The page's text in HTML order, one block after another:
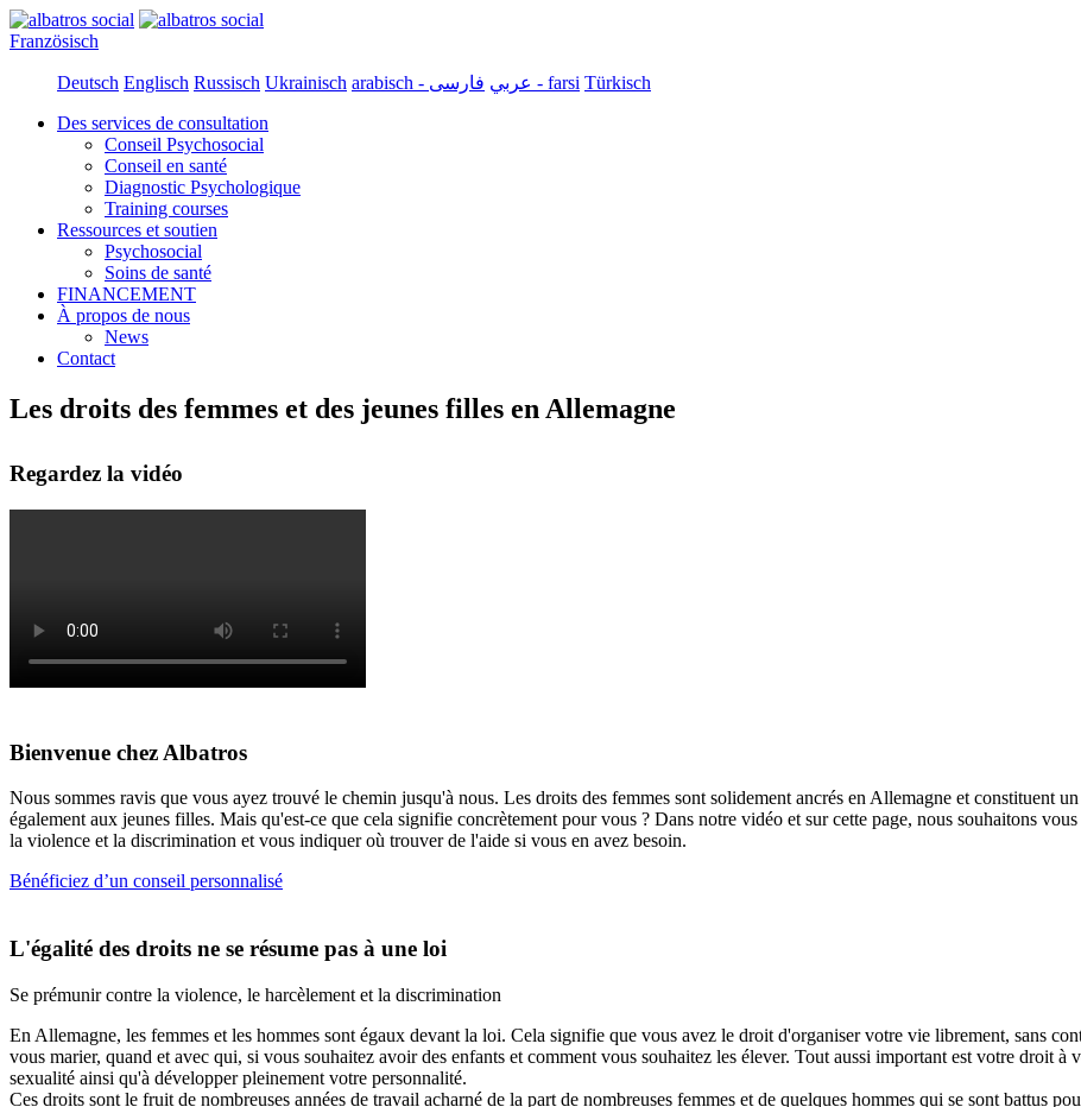
Französisch
Deutsch Englisch Russisch Ukrainisch arabisch - عربي فارسی - farsi Türkisch
Des services de consultation
Conseil Psychosocial
Conseil en santé
Diagnostic Psychologique
Training courses
Ressources et soutien
Psychosocial
Soins de santé
FINANCEMENT
À propos de nous
News
Contact
Les droits des femmes et des jeunes filles en Allemagne
Regardez la vidéo
Bienvenue chez Albatros
Nous sommes ravis que vous ayez trouvé le chemin jusqu'à nous. Les droits des femmes sont solidement ancrés en Allemagne et constituent
également aux jeunes filles. Mais qu'est-ce que cela signifie concrètement pour vous ? Dans notre vidéo et sur cette page, nous souhaitons
la violence et la discrimination et vous indiquer où trouver de l'aide si vous en avez besoin.
Bénéficiez d’un conseil personnalisé
L'égalité des droits ne se résume pas à une loi
Se prémunir contre la violence, le harcèlement et la discrimination
En Allemagne, les femmes et les hommes sont égaux devant la loi. Cela signifie que vous avez le droit d'organiser votre vie librement, sans
vous marier, quand et avec qui, si vous souhaitez avoir des enfants et comment vous souhaitez les élever. Tout aussi important est votre droit
sexualité ainsi qu'à développer pleinement votre personnalité.
Ces droits sont le fruit de nombreuses années de travail acharné de la part de nombreuses femmes et de quelques hommes qui se sont battus